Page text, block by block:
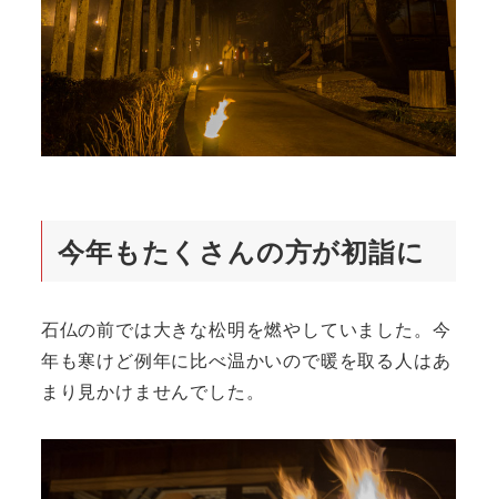
今年もたくさんの方が初詣に
石仏の前では大きな松明を燃やしていました。今
年も寒けど例年に比べ温かいので暖を取る人はあ
まり見かけませんでした。